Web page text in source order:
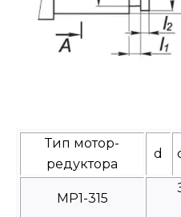
Тип мотор-
редуктора
d
МР1-315